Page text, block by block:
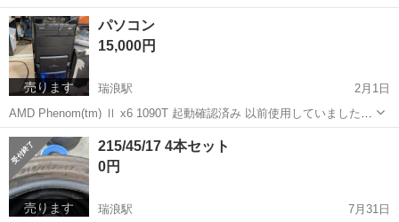
頂けるないでしょうか？ 引取りに伺います。
岐阜 土岐市
売ります
パソコン
15,000円
瑞浪駅
2月1日
AMD Phenom(tm) Ⅱ x6 1090T 起動確認済み 以前使用していましたが
もう使用しないためお譲りします。 ケースにセットした状態でお渡し
します。 起動確認済みWindows10導入済みです。 モニターはセ...
岐阜 土岐市 デスクトップパソコン
GeForce GTX
売ります
215/45/17 4本セット
0円
瑞浪駅
7月31日